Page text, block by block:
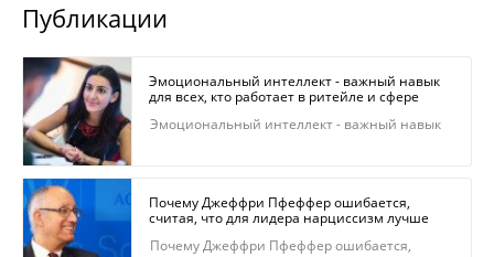
Публикации
Эмоциональный интеллект - важный навык
для всех, кто работает в ритейле и сфере
Эмоциональный интеллект - важный навык
Почему Джеффри Пфеффер ошибается,
считая, что для лидера нарциссизм лучше
Почему Джеффри Пфеффер ошибается,